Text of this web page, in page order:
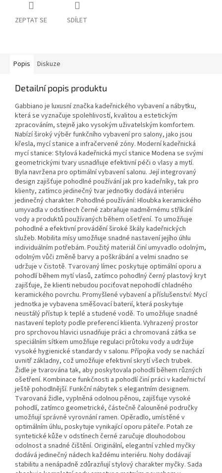
ZEPTAT SE SDÍLET
Popis Diskuze
Detailní popis produktu
Gabbiano je luxusní značka kadeřnického vybavení a nábytku,
která se vyznačuje spolehlivostí, kvalitou a estetickým
zpracováním, stejně jako vysokým uživatelským komfortem.
Nabízí široký výběr funkčního vybavení pro salony, jako jsou
křesla, mycí stanice a infračervené zóny. Moderní kadeřnická
mycí stanice: Stylová kadeřnická mycí stanice Modena se svými
geometrickými tvary usnadňuje efektivní péči o vlasy a mytí.
Byla navržena pro optimální vybavení salonu. Její integrovaný
design zajišťuje pohodlné používání jak pro kadeřníky, tak pro
klienty, zatímco jedinečný tvar jednotky dodává interiéru
jedinečný charakter. Pohodlné používání: Hloubka keramického
umyvadla v odstínech černé zabraňuje nadměrnému stříkání
vody a produktů používaných během ošetření. To umožňuje
pohodlné a efektivní provádění široké škály kadeřnických
služeb. Mobilita mísy umožňuje snadné nastavení jejího úhlu
individuálním potřebám. Použitý materiál činí umyvadlo odolným,
odolným vůči změně barvy a poškrábání a velmi snadno se
udržuje v čistotě. Tvarovaný límec poskytuje optimální oporu a
pohodlí během mytí vlasů, zatímco pohodlný černý plastový kryt
zajišťuje, že klienti nebudou pociťovat nepohodlí chladného
keramického povrchu. Promyšlené vybavení a příslušenství: Mycí
jednotka je vybavena směšovací baterií, která poskytuje
neustálý přístup k teplé a studené vodě. To umožňuje snadné
nastavení teploty podle preferencí klienta. Vyhrazený prostor
pro sprchovou hlavici usnadňuje práci a chromovaná zátka se
speciálním sítkem umožňuje regulaci průtoku vody a udržuje
vysoké hygienické standardy v salonu. Přípojka vody se nachází
uvnitř základny, což umožňuje efektivní skrytí všech trubek.
Židle je tvarována tak, aby poskytovala pohodlí během různých
ošetření. Kombinace funkčnosti a pohodlí činí práci v kadeřnictví
ještě pohodlnější. Funkční nábytek s elegantním designem.
Tvarovaná židle, vyplněná odolnou pěnou, zajišťuje vysoké
pohodlí, zatímco geometrické, částečně čalouněné područky
umožňují správné vyrovnání ramen. Opěradlo, umístěné v
optimálním úhlu, poskytuje vynikající oporu páteře. Potah ze
syntetické kůže v odstínech černé zaručuje dlouhodobou
odolnost a snadné čištění. Originální, elegantní vzhled myčky
dodává jedinečný nádech každému interiéru. Nohy dodávají
stabilitu a nenápadně zdůrazňují stylový charakter myčky. Sada